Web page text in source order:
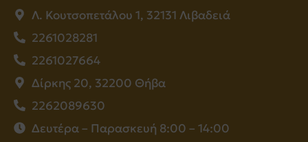
Λ. Κουτσοπετάλου 1, 32131 Λιβαδειά
2261028281
2261027664
Δίρκης 20, 32200 Θήβα
2262089630
Δευτέρα – Παρασκευή 8:00 – 14:00